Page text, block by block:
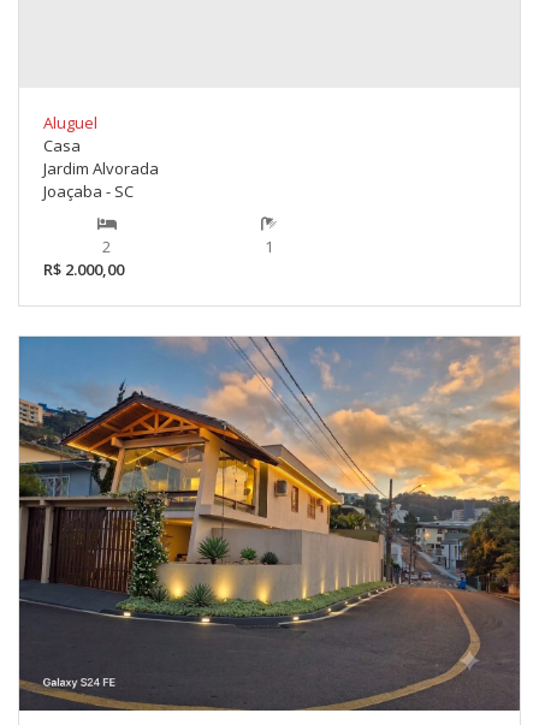
Aluguel
Casa
Jardim Alvorada
Joaçaba - SC
2
1
R$ 2.000,00